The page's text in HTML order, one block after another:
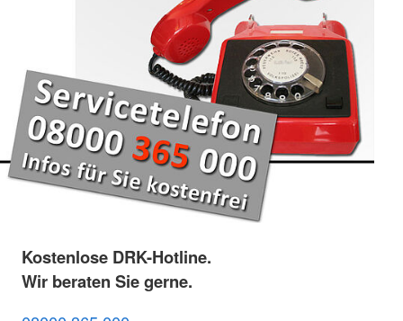
Kostenlose DRK-Hotline.
Wir beraten Sie gerne.